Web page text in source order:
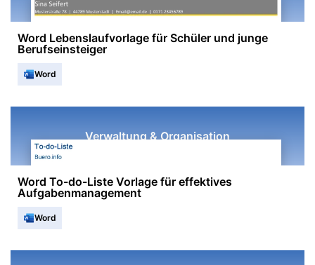
Word Lebenslaufvorlage für Schüler und junge
Berufseinsteiger
Word
Verwaltung & Organisation
Word To-do-Liste Vorlage für effektives
Aufgabenmanagement
Word